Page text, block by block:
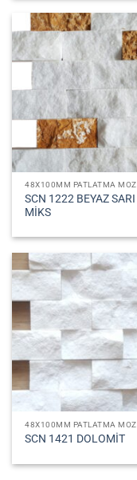
48X100MM PATLATMA
SCN 1222 BEYAZ SARI
MİKS
48X100MM PATLATMA
SCN 1421 DOLOMİT